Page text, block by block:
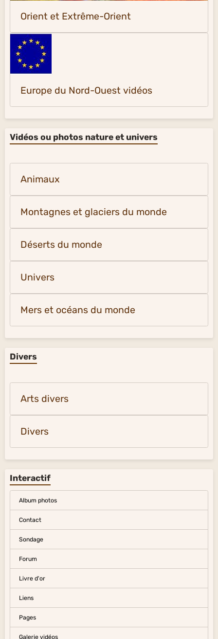
Orient et Extrême-Orient
Europe du Nord-Ouest vidéos
Vidéos ou photos nature et univers
Animaux
Montagnes et glaciers du monde
Déserts du monde
Univers
Mers et océans du monde
Divers
Arts divers
Divers
Interactif
Album photos
Contact
Sondage
Forum
Livre d'or
Liens
Pages
Galerie vidéos